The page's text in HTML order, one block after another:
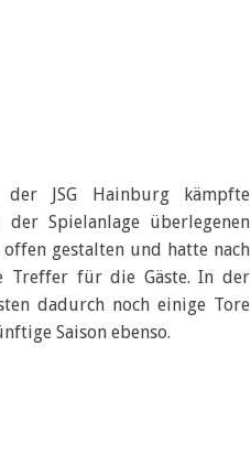
JSG Hainburg kämpfte
Spielanlage überlegenen
offen gestalten und hatte nach
Treffer für die Gäste. In der
dadurch noch einige Tore
Saison ebenso.